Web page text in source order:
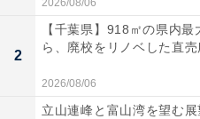
2026/08/06
2
【千葉県】918㎡の県内
ら、廃校をリノベした直
2026/08/06
立山連峰と富山湾を望む